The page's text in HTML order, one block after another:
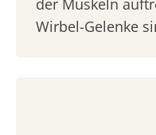
der Muskeln
Wirbel-Gelenke